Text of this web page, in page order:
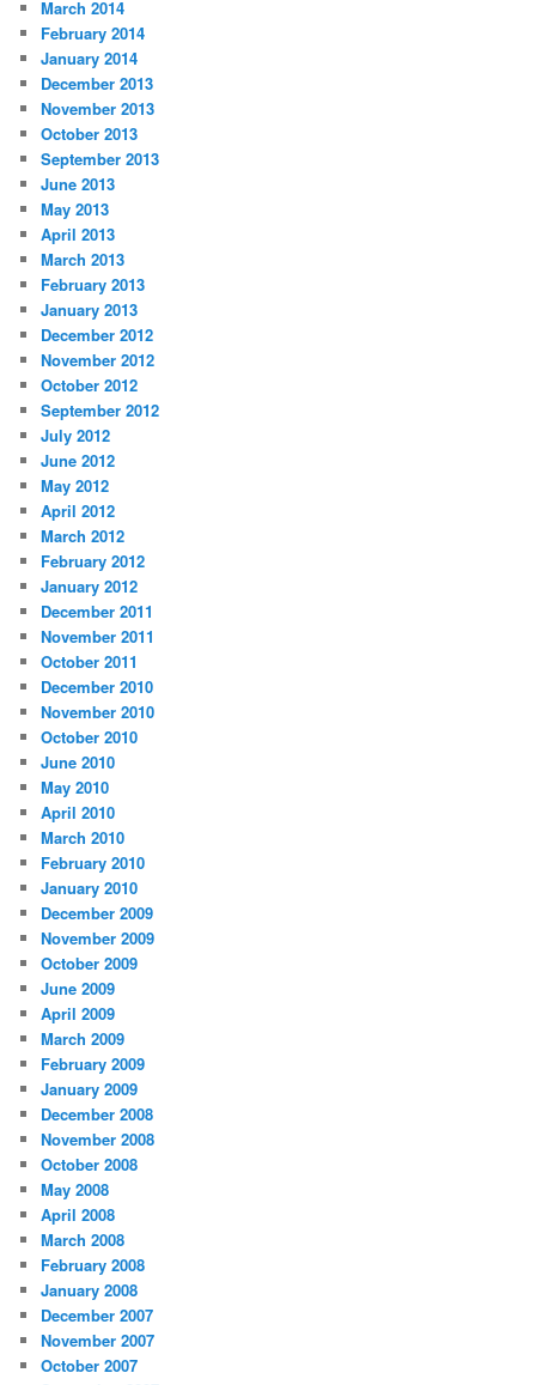
March 2014
February 2014
January 2014
December 2013
November 2013
October 2013
September 2013
June 2013
May 2013
April 2013
March 2013
February 2013
January 2013
December 2012
November 2012
October 2012
September 2012
July 2012
June 2012
May 2012
April 2012
March 2012
February 2012
January 2012
December 2011
November 2011
October 2011
December 2010
November 2010
October 2010
June 2010
May 2010
April 2010
March 2010
February 2010
January 2010
December 2009
November 2009
October 2009
June 2009
April 2009
March 2009
February 2009
January 2009
December 2008
November 2008
October 2008
May 2008
April 2008
March 2008
February 2008
January 2008
December 2007
November 2007
October 2007